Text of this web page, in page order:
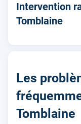
Intervention
Tomblaine
Les
Tomblaine